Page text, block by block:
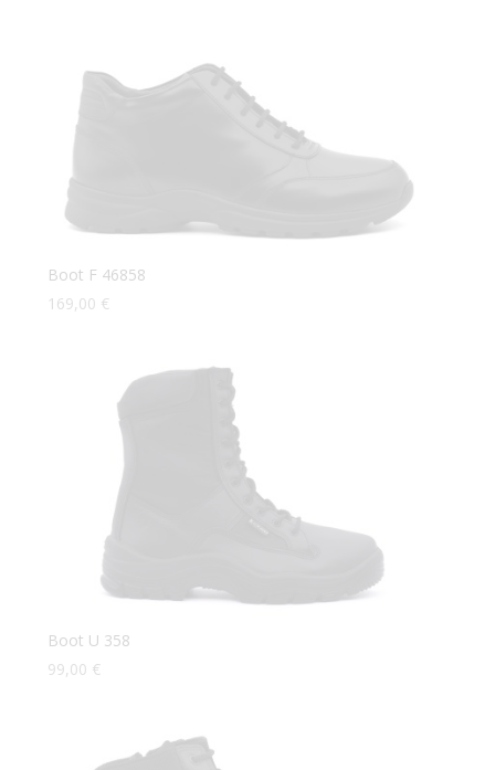
Boot F 46858
169,00 €
Boot U 358
99,00 €